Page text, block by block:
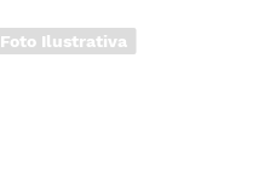
Foto Ilustrativa